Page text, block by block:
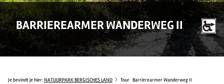
BARRIEREARMER WANDERWEG II
Je bevindt je hier:NATUURPARK BERGISCHES LAND Tour Barrierearmer Wanderweg II